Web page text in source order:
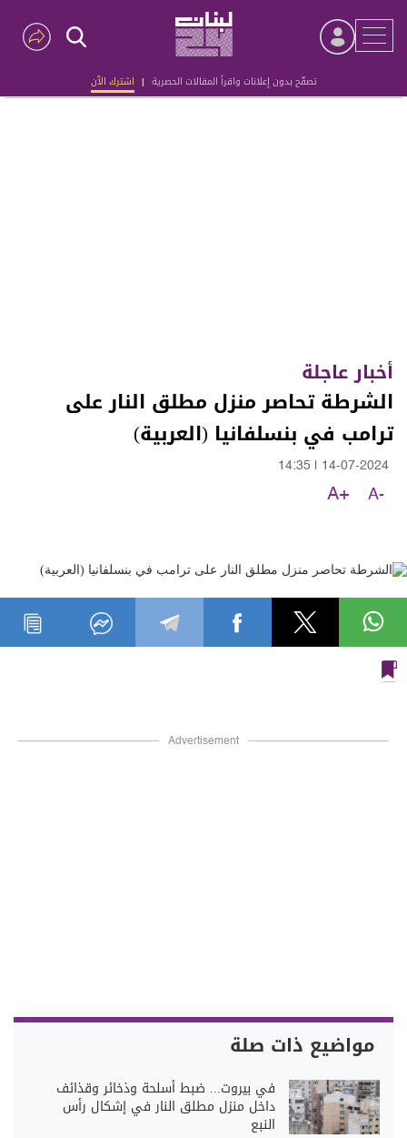
تصفّح بدون إعلانات واقرأ المقالات الحصرية | اشترك الآن
Advertisement
أخبار عاجلة
الشرطة تحاصر منزل مطلق النار على
ترامب في بنسلفانيا (العربية)
14-07-2024
14:35
A-
A+
Advertisement
مواضيع ذات صلة
في بيروت... ضبط أسلحة وذخائر وقذائف
داخل منزل مطلق النار في إشكال رأس
النبع